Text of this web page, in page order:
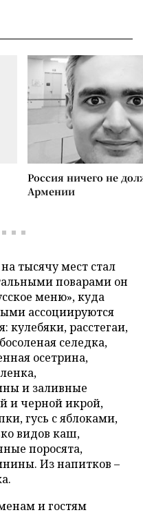
Россия ничего не
Армении
тысячу мест стал
поварами он
меню», куда
ассоциируются
кулебяки, расстегаи,
селедка,
осетрина,
и заливные
и черной икрой,
гусь с яблоками,
видов каш,
поросята,
Из напитков –
и гостям